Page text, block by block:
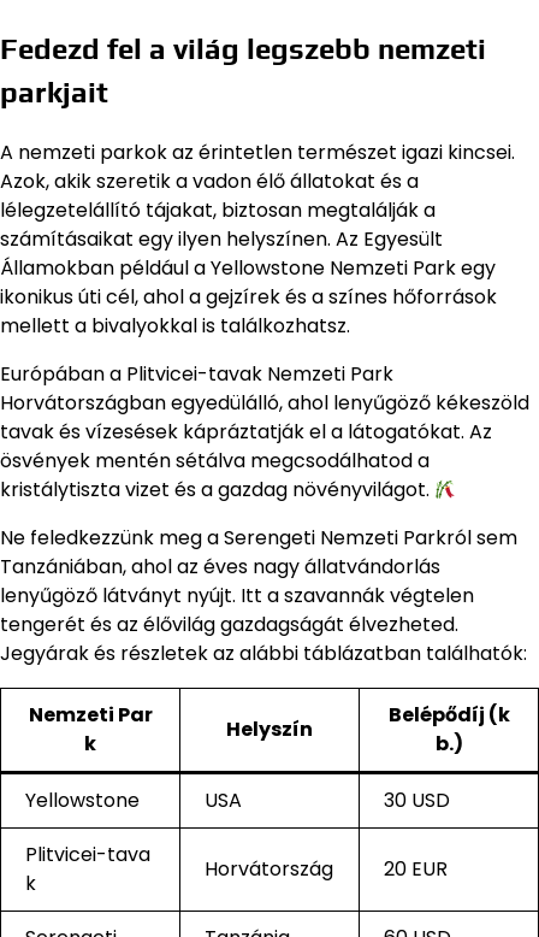
Fedezd fel a világ legszebb nemzeti
parkjait
A nemzeti parkok az érintetlen természet igazi kincsei.
Azok, akik szeretik a vadon élő állatokat és a
lélegzetelállító tájakat, biztosan megtalálják a
számításaikat egy ilyen helyszínen. Az Egyesült
Államokban például a Yellowstone Nemzeti Park egy
ikonikus úti cél, ahol a gejzírek és a színes hőforrások
mellett a bivalyokkal is találkozhatsz.
Európában a Plitvicei-tavak Nemzeti Park
Horvátországban egyedülálló, ahol lenyűgöző kékeszöld
tavak és vízesések kápráztatják el a látogatókat. Az
ösvények mentén sétálva megcsodálhatod a
kristálytiszta vizet és a gazdag növényvilágot.
Ne feledkezzünk meg a Serengeti Nemzeti Parkról sem
Tanzániában, ahol az éves nagy állatvándorlás
lenyűgöző látványt nyújt. Itt a szavannák végtelen
tengerét és az élővilág gazdagságát élvezheted.
Jegyárak és részletek az alábbi táblázatban találhatók:
Nemzeti Par
k
Helyszín
Belépődíj (k
b.)
Yellowstone USA
30 USD
Plitvicei-tava
k
Horvátország 20 EUR